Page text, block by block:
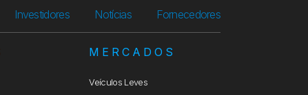
Investidores Notícias Fornecedores
MERCADOS
Veículos Leves